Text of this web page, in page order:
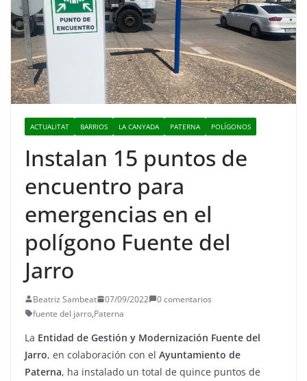
ACTUALITAT BARRIOS LA CANYADA PATERNA POLÍGONOS
Instalan 15 puntos de
encuentro para
emergencias en el
polígono Fuente del
Jarro
Beatriz Sambeat 07/09/2022
0 comentarios
fuente del jarro,Paterna
La Entidad de Gestión y Modernización Fuente del
Jarro, en colaboración con el Ayuntamiento de
Paterna, ha instalado un total de quince puntos de